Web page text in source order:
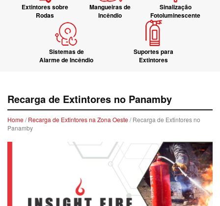
Extintores sobre
Rodas
Mangueiras de
Incêndio
Sinalização
Fotoluminescente
Sistemas de
Alarme de Incêndio
Suportes para
Extintores
Recarga de Extintores no Panamby
Home/Recarga de Extintores na Zona Oeste/ Recarga de Extintores no
Panamby